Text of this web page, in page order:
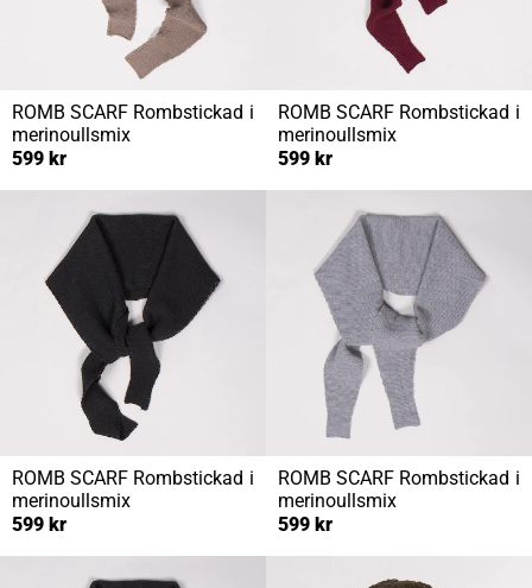
ROMB SCARF Rombstickad i
merinoullsmix
599 kr
ROMB SCARF Rombstickad i
merinoullsmix
599 kr
ROMB SCARF Rombstickad i
merinoullsmix
599 kr
ROMB SCARF Rombstickad i
merinoullsmix
599 kr